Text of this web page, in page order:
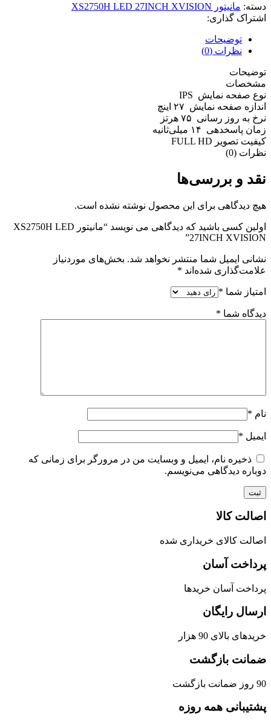
دسته: مانیتور XS2750H LED 27INCH XVISION
اشتراک گذاری:
توضیحات
نظرات (0)
توضیحات
مشخصات
نوع صفحه نمایش IPS
اندازه صفحه نمایش ۲۷ اینچ
نرخ به روز رسانی ۷۵ هرتز
زمان پاسخدهی ۱۴ میلی‌ثانیه
کیفیت تصویر FULL HD
نظرات (0)
نقد و بررسی‌ها
هیچ دیدگاهی برای این محصول نوشته نشده است.
اولین کسی باشید که دیدگاهی می نویسد “مانیتور XS2750H LED
27INCH XVISION”
نشانی ایمیل شما منتشر نخواهد شد. بخش‌های موردنیاز
علامت‌گذاری شده‌اند *
امتیاز شما *
دیدگاه شما *
نام *
ایمیل *
ذخیره نام، ایمیل و وبسایت من در مرورگر برای زمانی که
دوباره دیدگاهی می‌نویسم.
اصالت کالا
اصالت کالای خریداری شده
پرداخت آسان
پرداخت آسان خریدها
ارسال رایگان
خریدهای بالای 90 هزار
ضمانت بازگشت
90 روز ضمانت بازگشت
پشتیبانی همه روزه